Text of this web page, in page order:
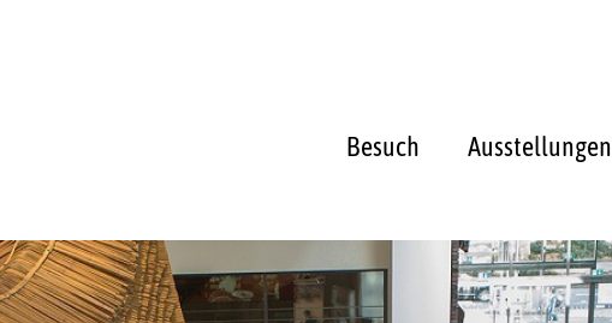
Besuch Ausstellungen